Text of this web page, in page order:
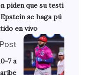
piden que su testi
se haga pú
en vivo
7 a